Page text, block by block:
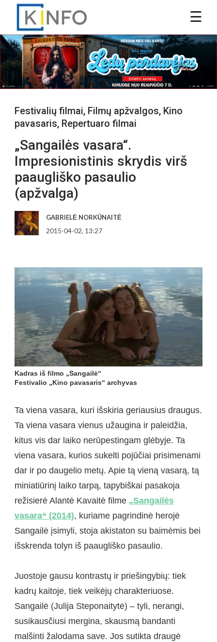
Festivalių filmai, Filmų apžvalgos, Kino
pavasaris, Repertuaro filmai
„Sangailės vasara“.
Impresionistinis skrydis virš
paaugliško pasaulio
(apžvalga)
GABRIELĖ NORKŪNAITĖ
2015-04-02, 13:27
Kadras iš filmo „Sangailė“
Festivalio „Kino pavasaris“ archyvas
Ta viena vasara, kuri išskiria geriausius draugus.
Ta viena vasara vienus užaugina ir paleidžia,
kitus vis dar laiko nerūpestingam glėbyje. Ta
viena vasara, kurios sukelti pojūčiai prisimenami
dar ir po daugelio metų. Apie tą vieną vasarą, tą
miniatiūrinį laiko tarpą, tapybiškai pasakoja
režisierė Alantė Kavaitė filme „Sangailės
vasara“ (2014), kuriame pagrindinė herojė
Sangailė įsimyli, stoja akistaton su baimėmis bei
išskrenda tolyn iš paaugliško pasaulio.
Juostoje gausu kontrastų ir priešingybių: tiek
kadrų kaitoje, tiek veikėjų charakteriuose.
Sangailė (Julija Steponaitytė) – tyli, nerangi,
susikausčiusi mergina, skausmą bandanti
malšinti žalodama save. Jos sutikta draugė